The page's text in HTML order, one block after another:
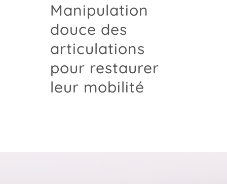
Manipulation
douce des
articulations
pour restaurer
leur mobilité